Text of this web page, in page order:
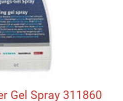
Gel Spray 311860